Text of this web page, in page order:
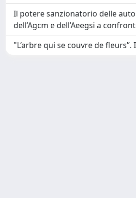
Il potere sanzionatorio delle
dell’Agcm e dell’Aeegsi a
"L’arbre qui se couvre de